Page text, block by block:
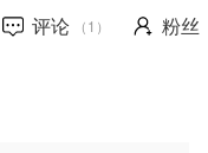
评论 （1） 粉丝